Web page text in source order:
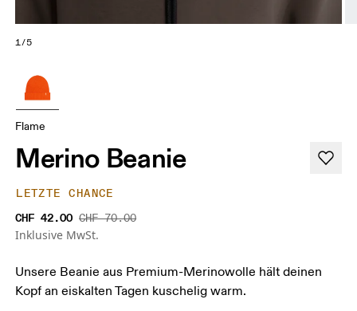
1/5
Flame
Merino Beanie
LETZTE CHANCE
CHF 42.00 CHF 70.00
Inklusive MwSt.
Unsere Beanie aus Premium-Merinowolle hält deinen
Kopf an eiskalten Tagen kuschelig warm.